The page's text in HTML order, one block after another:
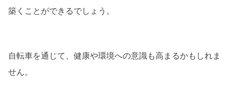
築くことができるでしょう。
自転車を通じて、健康や環境への意識も高まるかもしれま
せん。